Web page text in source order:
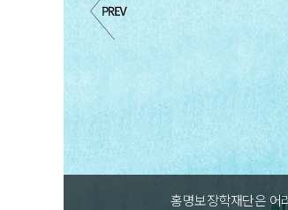
홍명보장학재단은 어